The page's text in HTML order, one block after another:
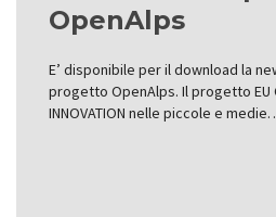
OpenAlps
E’ disponibile per il download la
progetto OpenAlps. Il progetto EU
INNOVATION nelle piccole e